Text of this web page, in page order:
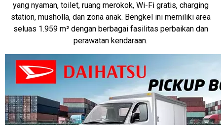
yang nyaman, toilet, ruang merokok, Wi-Fi gratis, charging
station, musholla, dan zona anak. Bengkel ini memiliki area
seluas 1.959 m² dengan berbagai fasilitas perbaikan dan
perawatan kendaraan.